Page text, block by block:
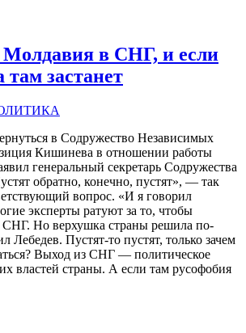
Молдавия в СНГ, и если
застанет
в Содружество Независимых
Кишинева в отношении работы
генеральный секретарь Содружества
обратно, конечно, пустят», — так
вопрос. «И я говорил
эксперты ратуют за то, чтобы
СНГ. Но верхушка страны решила по-
Лебедев. Пустят-то пустят, только зачем
Выход из СНГ — политическое
властей страны. А если там русофобия